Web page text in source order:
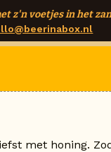
z'n voetjes in het
met honing.